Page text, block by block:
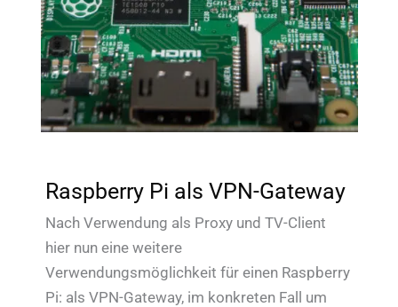
Raspberry Pi als VPN-Gateway
Nach Verwendung als Proxy und TV-Client
hier nun eine weitere
Verwendungsmöglichkeit für einen Raspberry
Pi: als VPN-Gateway, im konkreten Fall um